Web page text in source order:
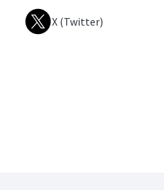
X (Twitter)